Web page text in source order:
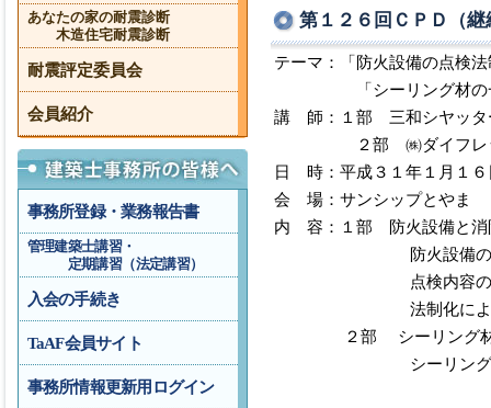
第１２６回ＣＰＤ（
テーマ：「防火設備の点検
「シーリング材の一
講 師：１部 三和
２部 ㈱ダイフレッ
日 時：平成３１年１月１６
会 場：サンシップとやま
内 容：１部 防火設備と消
防火設備の定期検
点検内容の詳細
法制化による
２部 シーリング材の
シーリング材の目
あなたの家の耐震診断
木造住宅耐震診断
耐震評定委員会
会員紹介
事務所登録・業務報告書
管理建築士講習・
定期講習（法定講習）
入会の手続き
TaAF会員サイト
事務所情報更新用ログイン